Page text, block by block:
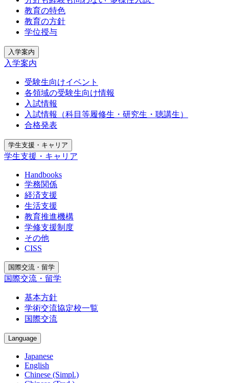
教育の特色
教育の方針
学位授与
入学案内
入学案内
受験生向けイベント
各領域の受験生向け情報
入試情報
入試情報（科目等履修生・研究生・聴講生）
合格発表
学生支援・キャリア
学生支援・キャリア
Handbooks
学務関係
経済支援
生活支援
教育推進機構
学修支援制度
その他
CISS
国際交流・留学
国際交流・留学
基本方針
学術交流協定校一覧
国際交流
Language
Japanese
English
Chinese (Simpl.)